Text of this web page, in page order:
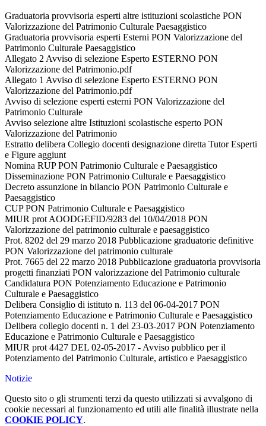
Graduatoria provvisoria esperti altre istituzioni scolastiche PON
Valorizzazione del Patrimonio Culturale Paesaggistico
Graduatoria provvisoria esperti Esterni PON Valorizzazione del
Patrimonio Culturale Paesaggistico
Allegato 2 Avviso di selezione Esperto ESTERNO PON
Valorizzazione del Patrimonio.pdf
Allegato 1 Avviso di selezione Esperto ESTERNO PON
Valorizzazione del Patrimonio.pdf
Avviso di selezione esperti esterni PON Valorizzazione del
Patrimonio Culturale
Avviso selezione altre Istituzioni scolastische esperto PON
Valorizzazione del Patrimonio
Estratto delibera Collegio docenti designazione diretta Tutor Esperti
e Figure aggiunt
Nomina RUP PON Patrimonio Culturale e Paesaggistico
Disseminazione PON Patrimonio Culturale e Paesaggistico
Decreto assunzione in bilancio PON Patrimonio Culturale e
Paesaggistico
CUP PON Patrimonio Culturale e Paesaggistico
MIUR prot AOODGEFID/9283 del 10/04/2018 PON
Valorizzazione del patrimonio culturale e paesaggistico
Prot. 8202 del 29 marzo 2018 Pubblicazione graduatorie definitive
PON Valorizzazione del patrimonio culturale
Prot. 7665 del 22 marzo 2018 Pubblicazione graduatoria provvisoria
progetti finanziati PON valorizzazione del Patrimonio culturale
Candidatura PON Potenziamento Educazione e Patrimonio
Culturale e Paesaggistico
Delibera Consiglio di istituto n. 113 del 06-04-2017 PON
Potenziamento Educazione e Patrimonio Culturale e Paesaggistico
Delibera collegio docenti n. 1 del 23-03-2017 PON Potenziamento
Educazione e Patrimonio Culturale e Paesaggistico
MIUR prot 4427 DEL 02-05-2017 - Avviso pubblico per il
Potenziamento del Patrimonio Culturale, artistico e Paesaggistico
Notizie
Questo sito o gli strumenti terzi da questo utilizzati si avvalgono di
cookie necessari al funzionamento ed utili alle finalità illustrate nella
COOKIE POLICY.